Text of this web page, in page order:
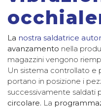
La nostra saldatrice
avanzamento nella
magazzini vengono
Un sistema controllato e
portano in posizione i
successivamente saldati
circolare. La